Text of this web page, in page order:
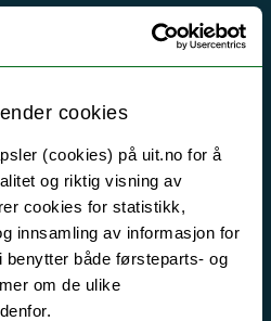
cookies
(cookies) på uit.no for å
og riktig visning av
cookies for statistikk,
innsamling av informasjon for
både førsteparts- og
om de ulike
om studietilbud,
direkte fra
TikTok. Her finner
og innsikt i
å tilby.